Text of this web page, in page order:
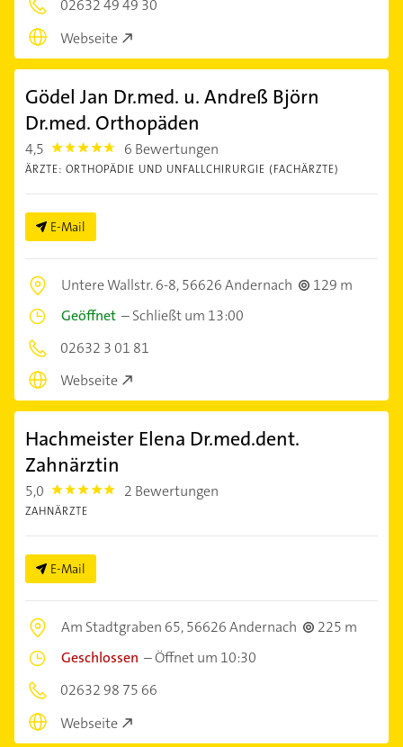
02632 49 49 30
Webseite
Gödel Jan Dr.med. u. Andreß Björn
Dr.med. Orthopäden
4,5 4.5 6 Bewertungen
ÄRZTE: ORTHOPÄDIE UND UNFALLCHIRURGIE (FACHÄRZTE)
E-Mail
Untere Wallstr. 6-8,56626 Andernach
129 m
Geöffnet –Schließt um 13:00
02632 3 01 81
Webseite
Hachmeister Elena Dr.med.dent.
Zahnärztin
5,0 5.0 2 Bewertungen
ZAHNÄRZTE
E-Mail
Am Stadtgraben 65,56626 Andernach
225 m
Geschlossen –Öffnet um 10:30
02632 98 75 66
Webseite